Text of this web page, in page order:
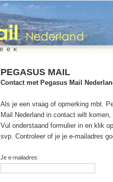
PEGASUS MAIL
Contact met Pegasus Mail
Als je een vraag of opmerking mbt.
Mail Nederland in contact wilt
Vul onderstaand formulier in en klik
svp. Controleer of je je e-mailadres
Je e-mailadres: